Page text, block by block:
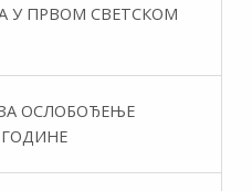
У ПРВОМ СВЕТСКОМ
ОСЛОБОЂЕЊЕ
ГОДИНЕ